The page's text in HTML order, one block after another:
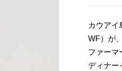
カウアイ
WF）が
ファーマ
ディナー